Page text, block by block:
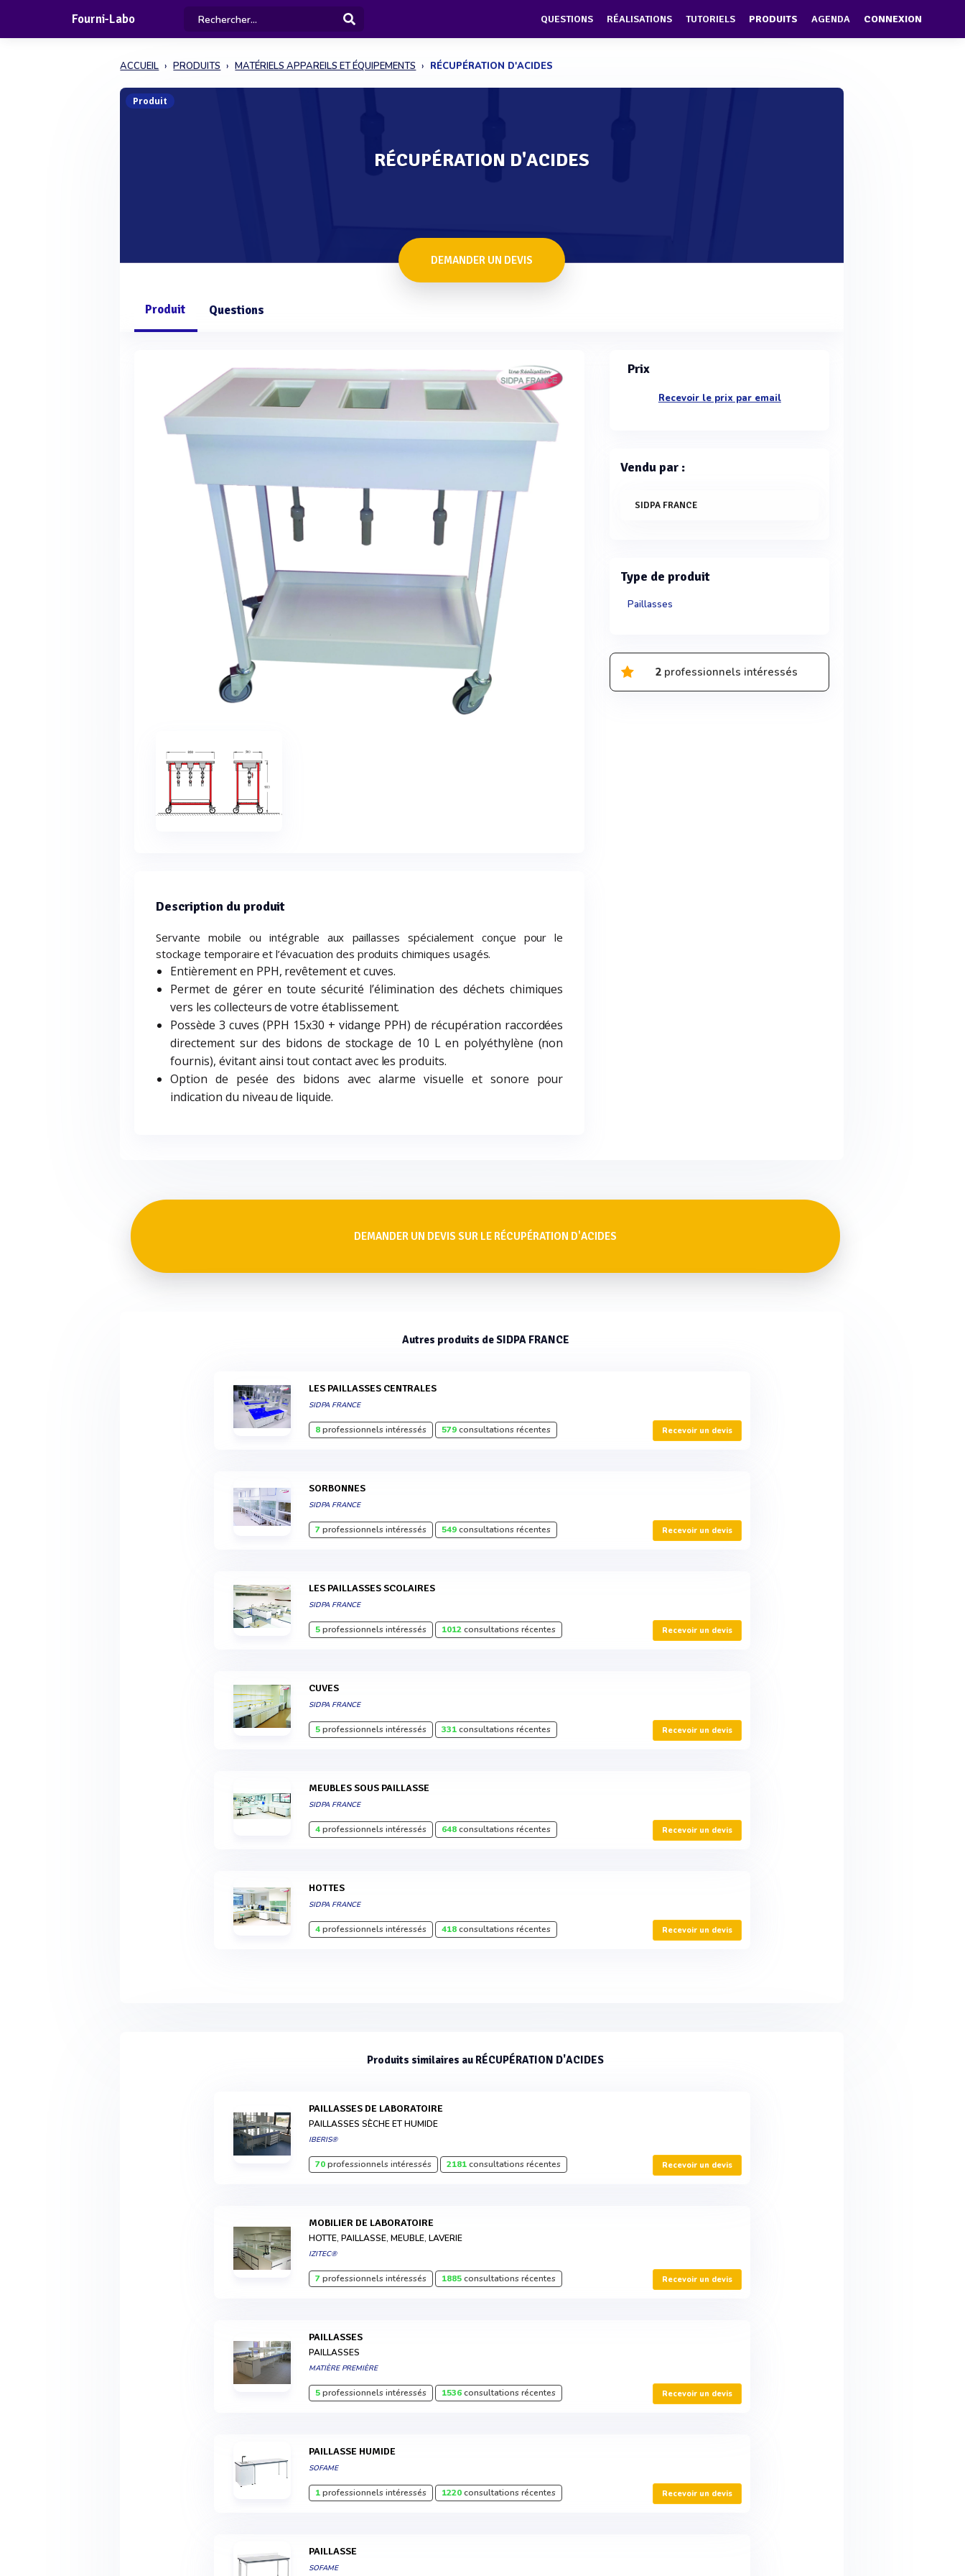
Fourni-Labo QUESTIONS RÉALISATIONS TUTORIELS PRODUITS AGENDA CONNEXION
ACCUEIL PRODUITS MATÉRIELS APPAREILS ET ÉQUIPEMENTS RÉCUPÉRATION D'ACIDES
Produit
RÉCUPÉRATION D'ACIDES
DEMANDER UN DEVIS
Produit Questions
Description du produit
Servante mobile ou intégrable aux paillasses spécialement conçue pour le
stockage temporaire et l’évacuation des produits chimiques usagés.
Entièrement en PPH, revêtement et cuves.
Permet de gérer en toute sécurité l’élimination des déchets chimiques
vers les collecteurs de votre établissement.
Possède 3 cuves (PPH 15x30 + vidange PPH) de récupération raccordées
directement sur des bidons de stockage de 10 L en polyéthylène (non
fournis), évitant ainsi tout contact avec les produits.
Option de pesée des bidons avec alarme visuelle et sonore pour
indication du niveau de liquide.
Prix
Recevoir le prix par email
Vendu par :
SIDPA FRANCE
Type de produit
Paillasses
2professionnels intéressés
DEMANDER UN DEVIS SUR LE RÉCUPÉRATION D'ACIDES
Autres produits de SIDPA FRANCE
LES PAILLASSES CENTRALES
SIDPA FRANCE
8professionnels intéressés 579consultations récentes Recevoir un devis
SORBONNES
SIDPA FRANCE
7professionnels intéressés 549consultations récentes Recevoir un devis
LES PAILLASSES SCOLAIRES
SIDPA FRANCE
5professionnels intéressés 1012consultations récentes Recevoir un devis
CUVES
SIDPA FRANCE
5professionnels intéressés 331consultations récentes Recevoir un devis
MEUBLES SOUS PAILLASSE
SIDPA FRANCE
4professionnels intéressés 648consultations récentes Recevoir un devis
HOTTES
SIDPA FRANCE
4professionnels intéressés 418consultations récentes Recevoir un devis
Produits similaires au RÉCUPÉRATION D'ACIDES
PAILLASSES DE LABORATOIRE
PAILLASSES SÈCHE ET HUMIDE
IBERIS®
70professionnels intéressés 2181consultations récentes Recevoir un devis
MOBILIER DE LABORATOIRE
HOTTE, PAILLASSE, MEUBLE, LAVERIE
IZITEC®
7professionnels intéressés 1885consultations récentes Recevoir un devis
PAILLASSES
PAILLASSES
MATIÈRE PREMIÈRE
5professionnels intéressés 1536consultations récentes Recevoir un devis
PAILLASSE HUMIDE
SOFAME
1professionnels intéressés 1220consultations récentes Recevoir un devis
PAILLASSE
SOFAME